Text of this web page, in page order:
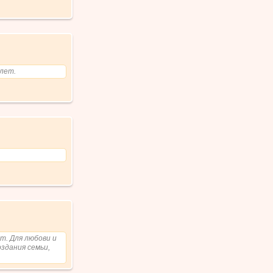
Для любови и
семьи,